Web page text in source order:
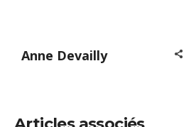
Anne Devailly